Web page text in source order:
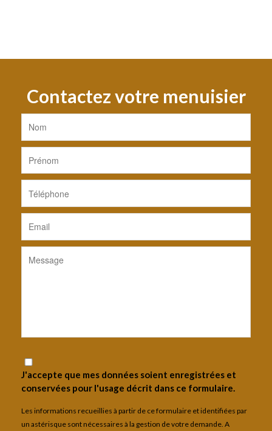
Contactez votre menuisier
J'accepte que mes données soient enregistrées et
conservées pour l'usage décrit dans ce formulaire.
Les informations recueillies à partir de ce formulaire et identifiées par
un astérisque sont nécessaires à la gestion de votre demande. A